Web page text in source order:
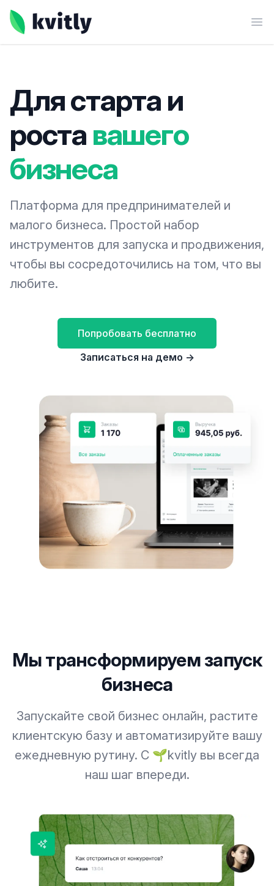
kvitly
Для старта и
роста вашего
бизнеса
Платформа для предпринимателей и
малого бизнеса. Простой набор
инструментов для запуска и продвижения,
чтобы вы сосредоточились на том, что вы
любите.
Попробовать бесплатно
Записаться на демо →
Мы трансформируем запуск
бизнеса
Запускайте свой бизнес онлайн, растите
клиентскую базу и автоматизируйте вашу
ежедневную рутину. С 🌱kvitly вы всегда
наш шаг впереди.